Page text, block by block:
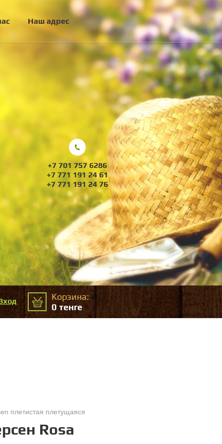
Наш адрес
+7 701 757 6286
+7 771 191 24 61
+7 771 191 24 76
Корзина:
0 тенге
плетистая плетущаяся
Rosa